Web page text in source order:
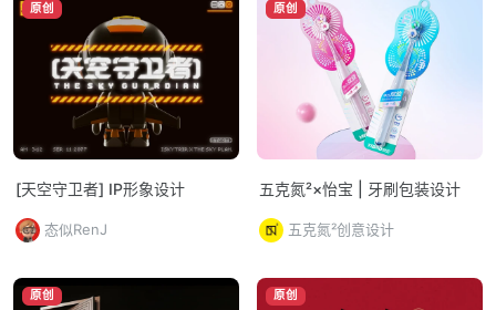
原创
[天空守卫者] IP形象设计
态似RenJ
原创
五克氮²×怡宝 | 牙刷包装设计
五克氮²创意设计
原创 原创